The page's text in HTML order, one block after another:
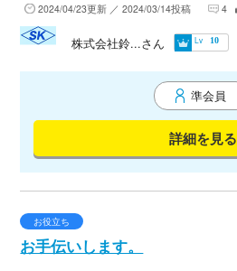
2024/04/23更新 ／ 2024/03/14投稿 4
準会員
詳細を見る
株式会社鈴...さん Lv 10
お役立ち
お手伝いします。